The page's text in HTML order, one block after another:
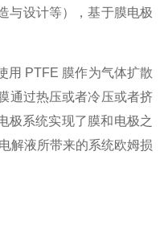
与设计等），基于膜电极
用 PTFE 膜作为气体扩散
通过热压或者冷压或者挤
极系统实现了膜和电极之
解液所带来的系统欧姆损